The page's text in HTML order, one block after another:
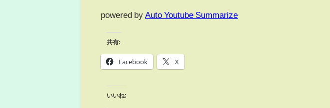
powered by Auto Youtube Summarize
共有:
Facebook X
いいね: